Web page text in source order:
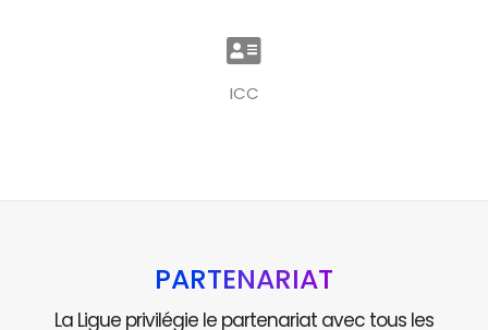
ICC
PARTENARIAT
La Ligue privilégie le partenariat avec tous les